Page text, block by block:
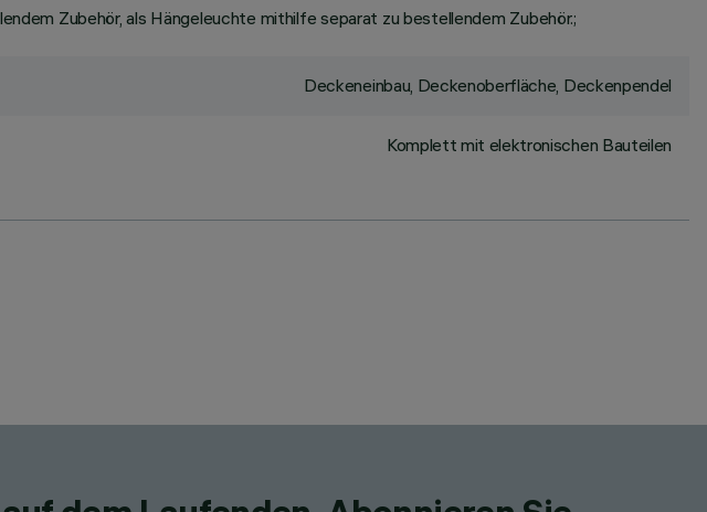
Zubehör, als Hängeleuchte mithilfe separat zu bestellendem Zubehör.;
Deckeneinbau, Deckenoberfläche, Deckenpendel
Komplett mit elektronischen Bauteilen